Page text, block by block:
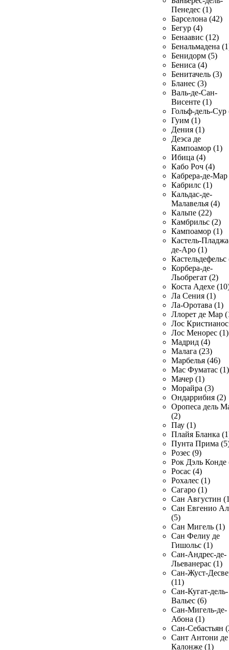
Пенедес (1)
Барселона (42)
Бегур (4)
Бенаавис (12)
Бенальмадена
Бенидорм (5)
Бениса (4)
Бенитачель (3)
Бланес (3)
Валь-де-Сан-
Висенте (1)
Гольф-дель-Сур
Гуим (1)
Дения (1)
Деэса де
Кампоамор (1)
Ибица (4)
Кабо Роч (4)
Кабрера-де-Мар
Кабрилс (1)
Кальдас-де-
Малавелья (4)
Кальпе (22)
Камбрильс (2)
Кампоамор (1)
Кастель-
де-Аро (1)
Кастельдефельс
Корбера-де-
Льобрегат (2)
Коста Адехе
Ла Сения (1)
Ла-Оротава (1)
Ллорет де Мар
Лос
Лос Менорес (1)
Мадрид (4)
Малага (23)
Марбелья (46)
Мас Фуматас (1)
Мачер (1)
Морайра (3)
Ондаррибия (2)
Оропеса дель
(2)
Пау (1)
Плайя Бланка
Пунта Прима
Розес (9)
Рок Дэль Конде
Росас (4)
Рохалес (1)
Сагаро (1)
Сан Августин
Сан Евгенио
(5)
Сан Мигель (1)
Сан Фелиу де
Гишольс (1)
Сан-Андрес-де-
Льеванерас (1)
Сан-Жуст-
(11)
Сан-Кугат-дель-
Вальес (6)
Сан-Мигель-де-
Абона (1)
Сан-Себастьян
Сант Антони де
Калонже (1)